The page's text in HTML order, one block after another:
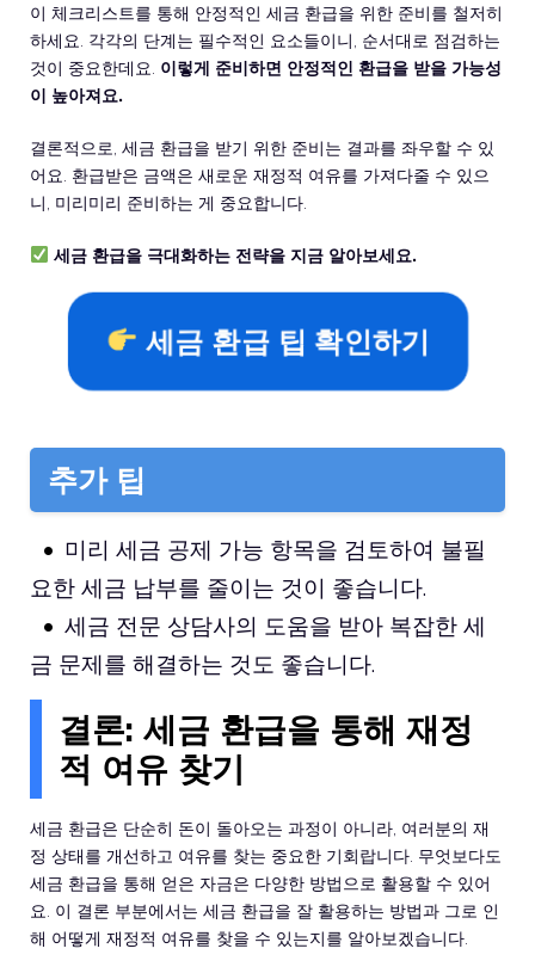
이 체크리스트를 통해 안정적인 세금 환급을 위한 준비를 철저히
하세요. 각각의 단계는 필수적인 요소들이니, 순서대로 점검하는
것이 중요한데요. 이렇게 준비하면 안정적인 환급을 받을 가능성
이 높아져요.
결론적으로, 세금 환급을 받기 위한 준비는 결과를 좌우할 수 있
어요. 환급받은 금액은 새로운 재정적 여유를 가져다줄 수 있으
니, 미리미리 준비하는 게 중요합니다.
세금 환급을 극대화하는 전략을 지금 알아보세요.
세금 환급 팁 확인하기
추가 팁
미리 세금 공제 가능 항목을 검토하여 불필
요한 세금 납부를 줄이는 것이 좋습니다.
세금 전문 상담사의 도움을 받아 복잡한 세
금 문제를 해결하는 것도 좋습니다.
결론: 세금 환급을 통해 재정
적 여유 찾기
세금 환급은 단순히 돈이 돌아오는 과정이 아니라, 여러분의 재
정 상태를 개선하고 여유를 찾는 중요한 기회랍니다. 무엇보다도
세금 환급을 통해 얻은 자금은 다양한 방법으로 활용할 수 있어
요. 이 결론 부분에서는 세금 환급을 잘 활용하는 방법과 그로 인
해 어떻게 재정적 여유를 찾을 수 있는지를 알아보겠습니다.